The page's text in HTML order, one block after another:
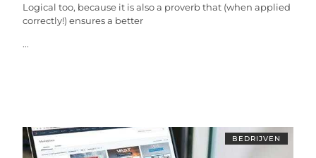
Logical too, because it is also a proverb that (when applied
correctly!) ensures a better
...
BEDRIJVEN